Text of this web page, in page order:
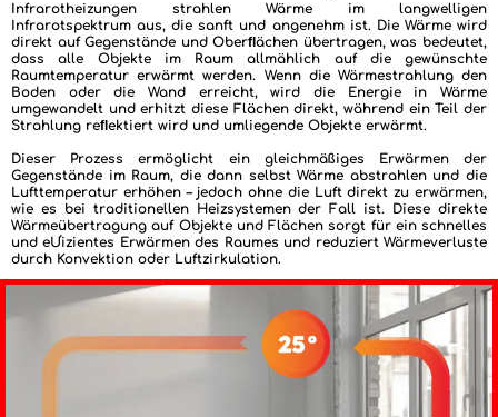
Infrarotheizungen strahlen Wärme im langwelligen
Infrarotspektrum aus, die sanft und angenehm ist. Die Wärme wird
direkt auf Gegenstände und Oberﬂächen übertragen, was bedeutet,
dass alle Objekte im Raum allmählich auf die gewünschte
Raumtemperatur erwärmt werden. Wenn die Wärmestrahlung den
Boden oder die Wand erreicht, wird die Energie in Wärme
umgewandelt und erhitzt diese Flächen direkt, während ein Teil der
Strahlung reﬂektiert wird und umliegende Objekte erwärmt.
Dieser Prozess ermöglicht ein gleichmäßiges Erwärmen der
Gegenstände im Raum, die dann selbst Wärme abstrahlen und die
Lufttemperatur erhöhen – jedoch ohne die Luft direkt zu erwärmen,
wie es bei traditionellen Heizsystemen der Fall ist. Diese direkte
Wärmeübertragung auf Objekte und Flächen sorgt für ein schnelles
und eƯizientes Erwärmen des Raumes und reduziert Wärmeverluste
durch Konvektion oder Luftzirkulation.